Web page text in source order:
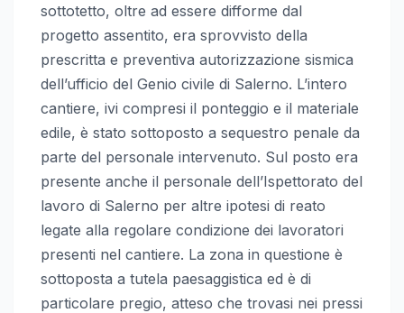
sottotetto, oltre ad essere difforme dal
progetto assentito, era sprovvisto della
prescritta e preventiva autorizzazione sismica
dell’ufficio del Genio civile di Salerno. L’intero
cantiere, ivi compresi il ponteggio e il materiale
edile, è stato sottoposto a sequestro penale da
parte del personale intervenuto. Sul posto era
presente anche il personale dell’Ispettorato del
lavoro di Salerno per altre ipotesi di reato
legate alla regolare condizione dei lavoratori
presenti nel cantiere. La zona in questione è
sottoposta a tutela paesaggistica ed è di
particolare pregio, atteso che trovasi nei pressi